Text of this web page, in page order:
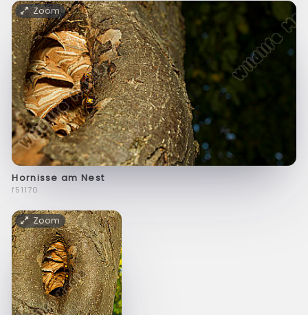
Zoom
Hornisse am Nest
f51170
Zoom